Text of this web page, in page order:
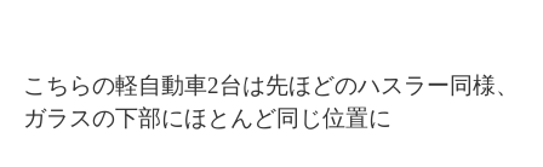
こちらの軽自動車2台は先ほどのハスラー同様、
ガラスの下部にほとんど同じ位置に